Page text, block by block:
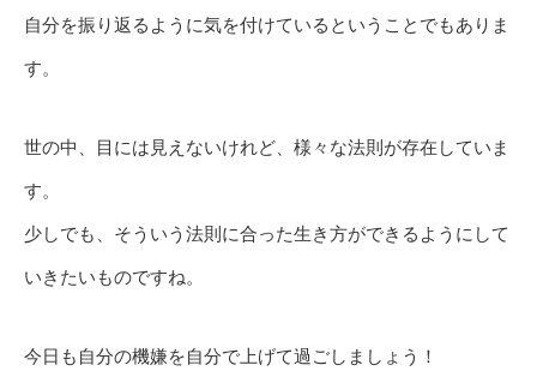
自分を振り返るように気を付けているということでもありま
す。
世の中、目には見えないけれど、様々な法則が存在していま
す。
少しでも、そういう法則に合った生き方ができるようにして
いきたいものですね。
今日も自分の機嫌を自分で上げて過ごしましょう！